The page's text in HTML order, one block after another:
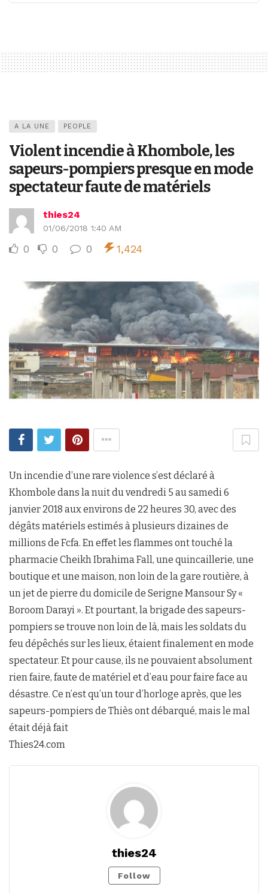
A LA UNE PEOPLE
Violent incendie à Khombole, les
sapeurs-pompiers presque en mode
spectateur faute de matériels
thies24
01/06/2018 1:40 AM
0 0 0 1,424
Un incendie d’une rare violence s’est déclaré à
Khombole dans la nuit du vendredi 5 au samedi 6
janvier 2018 aux environs de 22 heures 30, avec des
dégâts matériels estimés à plusieurs dizaines de
millions de Fcfa. En effet les flammes ont touché la
pharmacie Cheikh Ibrahima Fall, une quincaillerie, une
boutique et une maison, non loin de la gare routière, à
un jet de pierre du domicile de Serigne Mansour Sy «
Boroom Darayi ». Et pourtant, la brigade des sapeurs-
pompiers se trouve non loin de là, mais les soldats du
feu dépêchés sur les lieux, étaient finalement en mode
spectateur. Et pour cause, ils ne pouvaient absolument
rien faire, faute de matériel et d’eau pour faire face au
désastre. Ce n’est qu’un tour d’horloge après, que les
sapeurs-pompiers de Thiès ont débarqué, mais le mal
était déjà fait
Thies24.com
thies24
Follow